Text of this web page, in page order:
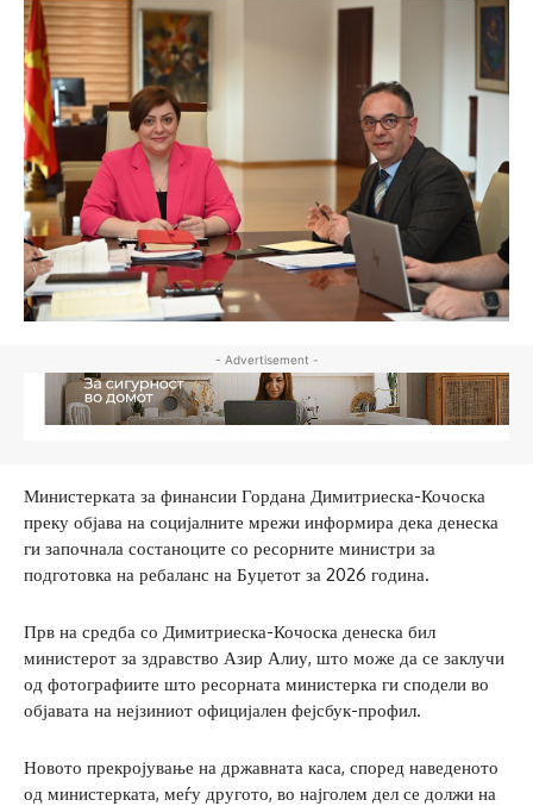
- Advertisement -
Министерката за финансии Гордана Димитриеска-Кочоска
преку објава на социјалните мрежи информира дека денеска
ги започнала состаноците со ресорните министри за
подготовка на ребаланс на Буџетот за 2026 година.
Прв на средба со Димитриеска-Кочоска денеска бил
министерот за здравство Азир Алиу, што може да се заклучи
од фотографиите што ресорната министерка ги сподели во
објавата на нејзиниот официјален фејсбук-профил.
Новото прекројување на државната каса, според наведеното
од министерката, меѓу другото, во најголем дел се должи на